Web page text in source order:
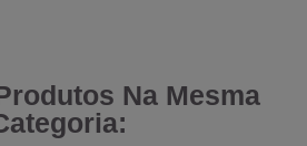
Na Mesma